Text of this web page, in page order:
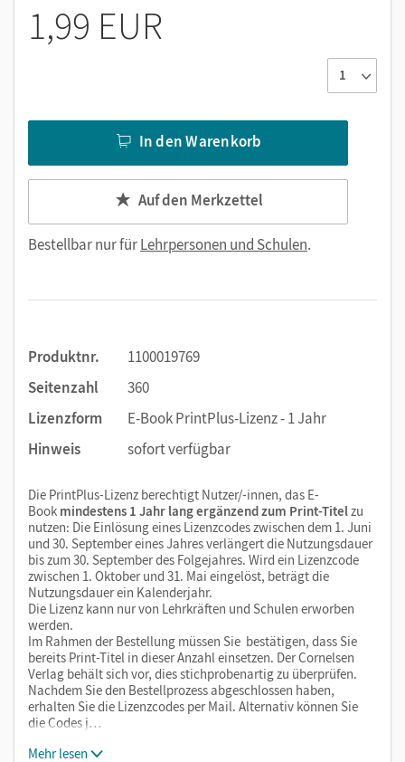
1,99 EUR
In den Warenkorb
Auf den Merkzettel
Bestellbar nur fürLehrpersonen und Schulen.
Produktnr.
1100019769
Seitenzahl
360
Lizenzform
E-Book PrintPlus-Lizenz - 1 Jahr
Hinweis
sofort verfügbar
Die PrintPlus-Lizenz berechtigt Nutzer/-innen, das E-
Book mindestens 1 Jahr lang ergänzend zum Print-Titelzu
nutzen: Die Einlösung eines Lizenzcodes zwischen dem 1. Juni
und 30. September eines Jahres verlängert die Nutzungsdauer
bis zum 30. September des Folgejahres. Wird ein Lizenzcode
zwischen 1. Oktober und 31. Mai eingelöst, beträgt die
Nutzungsdauer ein Kalenderjahr.
Die Lizenz kann nur von Lehrkräften und Schulen erworben
werden.
Im Rahmen der Bestellung müssen Sie bestätigen, dass Sie
bereits Print-Titel in dieser Anzahl einsetzen. Der Cornelsen
Verlag behält sich vor, dies stichprobenartig zu überprüfen.
Nachdem Sie den Bestellprozess abgeschlossen haben,
erhalten Sie die Lizenzcodes per Mail. Alternativ können Sie
die Codes j…
Mehr lesen